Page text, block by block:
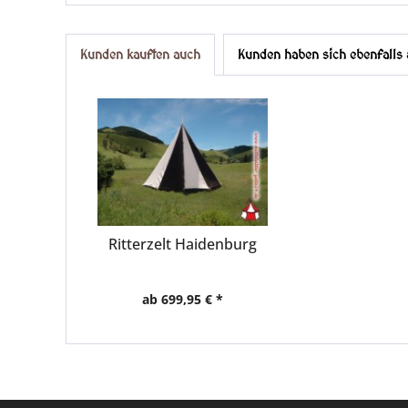
Kunden kauften auch Kunden haben sich ebenfalls
Ritterzelt Haidenburg
ab 699,95 € *